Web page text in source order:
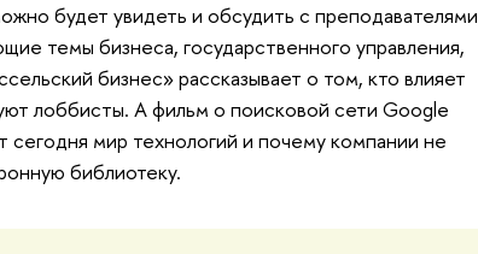
будет увидеть и обсудить с преподавателями
темы бизнеса, государственного управления,
бизнес» рассказывает о том, кто влияет
лоббисты. А фильм о поисковой сети Google
сегодня мир технологий и почему компании не
библиотеку.